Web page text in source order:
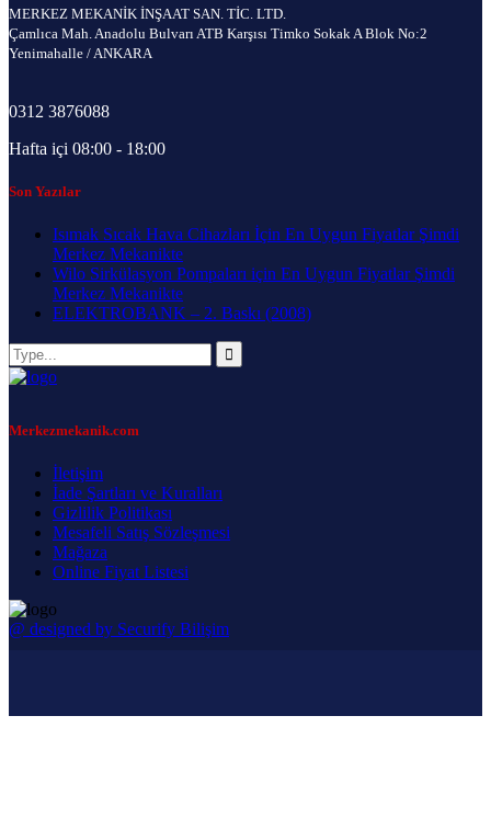
MERKEZ MEKANİK İNŞAAT SAN. TİC. LTD.
Çamlıca Mah. Anadolu Bulvarı ATB Karşısı Timko Sokak A Blok No:2
Yenimahalle / ANKARA
0312 3876088
Hafta içi 08:00 - 18:00
Son Yazılar
Isımak Sıcak Hava Cihazları İçin En Uygun Fiyatlar Şimdi
Merkez Mekanikte
Wilo Sirkülasyon Pompaları için En Uygun Fiyatlar Şimdi
Merkez Mekanikte
ELEKTROBANK – 2. Baskı (2008)
Merkezmekanik.com
İletişim
İade Şartları ve Kuralları
Gizlilik Politikası
Mesafeli Satış Sözleşmesi
Mağaza
Online Fiyat Listesi
@ designed by Securify Bilişim